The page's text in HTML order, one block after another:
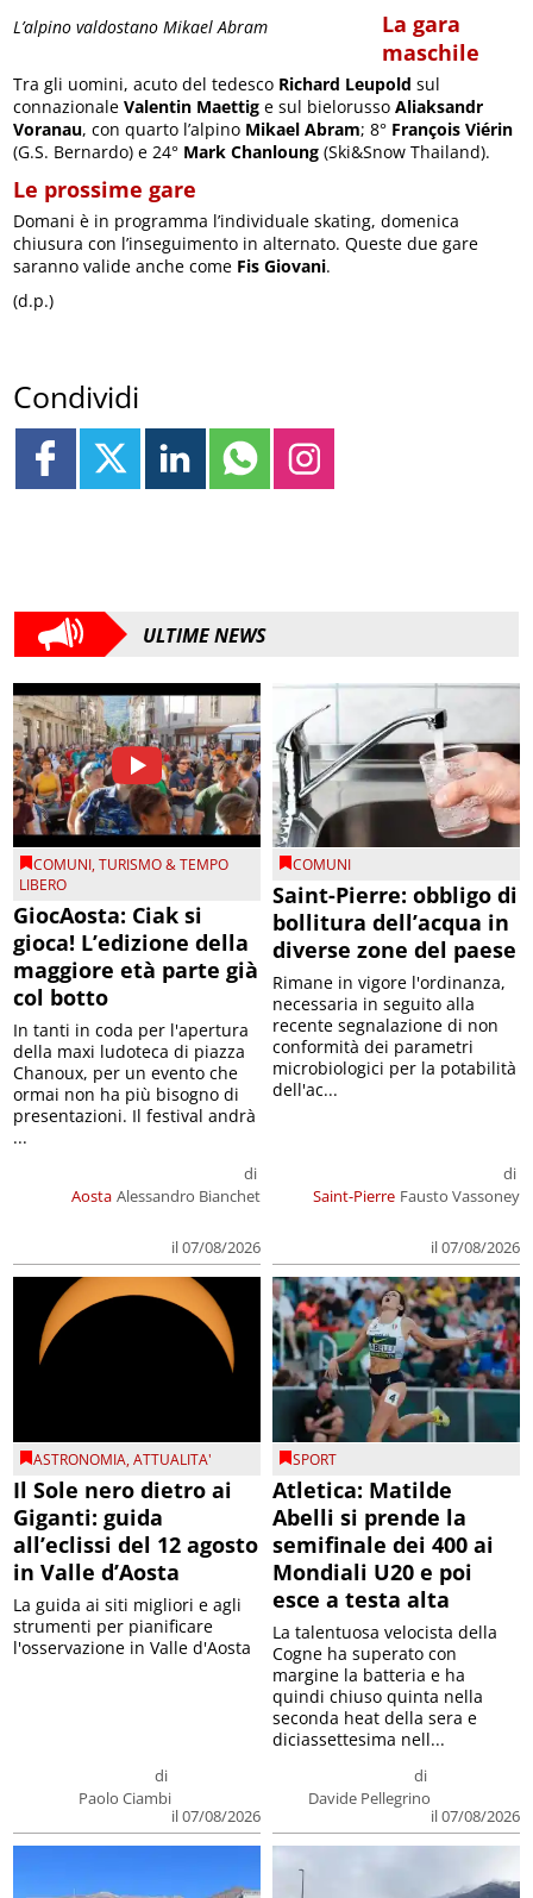
L’alpino valdostano Mikael Abram
La gara
maschile
Tra gli uomini, acuto del tedesco Richard Leupold sul
connazionaleValentin Maettig e sul bielorussoAliaksandr
Voranau, con quarto l’alpino Mikael Abram; 8° François Viérin
(G.S. Bernardo) e 24° Mark Chanloung (Ski&Snow Thailand).
Le prossime gare
Domani è in programma l’individuale skating, domenica
chiusura con l’inseguimento in alternato. Queste due gare
saranno valide anche come Fis Giovani.
(d.p.)
Condividi
ULTIME NEWS
COMUNI,TURISMO & TEMPO
LIBERO
GiocAosta: Ciak si
gioca! L’edizione della
maggiore età parte già
col botto
Aosta
di
Alessandro Bianchet
il 07/08/2026
In tanti in coda per l'apertura
della maxi ludoteca di piazza
Chanoux, per un evento che
ormai non ha più bisogno di
presentazioni. Il festival andrà
...
COMUNI
Saint-Pierre: obbligo di
bollitura dell’acqua in
diverse zone del paese
Saint-Pierre
di
Fausto Vassoney
il 07/08/2026
Rimane in vigore l'ordinanza,
necessaria in seguito alla
recente segnalazione di non
conformità dei parametri
microbiologici per la potabilità
dell'ac...
ASTRONOMIA,ATTUALITA'
Il Sole nero dietro ai
Giganti: guida
all’eclissi del 12 agosto
in Valle d’Aosta
di
Paolo Ciambi
il 07/08/2026
La guida ai siti migliori e agli
strumenti per pianificare
l'osservazione in Valle d'Aosta
SPORT
Atletica: Matilde
Abelli si prende la
semifinale dei 400 ai
Mondiali U20 e poi
esce a testa alta
di
Davide Pellegrino
il 07/08/2026
La talentuosa velocista della
Cogne ha superato con
margine la batteria e ha
quindi chiuso quinta nella
seconda heat della sera e
diciassettesima nell...